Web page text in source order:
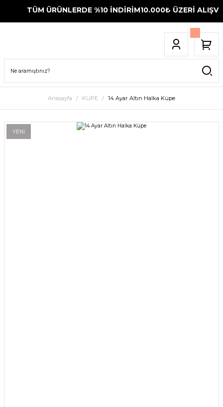
TÜM ÜRÜNLERDE %10 İNDİRİM10.000₺ ÜZERİ
Anasayfa KÜPE 14 Ayar Altın Halka Küpe
YENİ